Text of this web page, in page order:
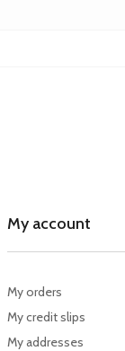
My account
My orders
My credit slips
My addresses